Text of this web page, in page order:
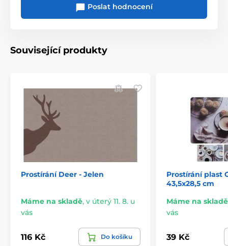
Poslat hodnocení
Související produkty
Prostírání Deer - Jelen
Máme na skladě, v úterý 11. 8. u
vás
116 Kč Do košíku
Prostírání plast
43,5x28,5 cm
Máme na skladě
vás
39 Kč